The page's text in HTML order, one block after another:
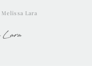
Melissa Lara